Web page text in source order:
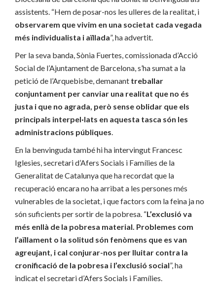
assistents. “Hem de posar-nos les ulleres de la realitat, i
observarem que vivim en una societat cada vegada
més individualista i aïllada”, ha advertit.
Per la seva banda, Sònia Fuertes, comissionada d’Acció
Social de l’Ajuntament de Barcelona, s’ha sumat a la
petició de l’Arquebisbe, demanant treballar
conjuntament per canviar una realitat que no és
justa i que no agrada, però sense oblidar que els
principals interpel·lats en aquesta tasca són les
administracions públiques
En la benvinguda també hi ha intervingut Francesc
Iglesies, secretari d’Afers Socials i Famílies de la
Generalitat de Catalunya que ha recordat que la
recuperació encara no ha arribat a les persones més
vulnerables de la societat, i que factors com la feina ja no
són suficients per sortir de la pobresa. “L’exclusió va
més enllà de la pobresa material. Problemes com
l’aïllament o la solitud són fenòmens que es van
agreujant, i cal conjurar-nos per lluitar contra la
cronificació de la pobresa i l’exclusió social”, ha
indicat el secretari d’Afers Socials i Famílies.